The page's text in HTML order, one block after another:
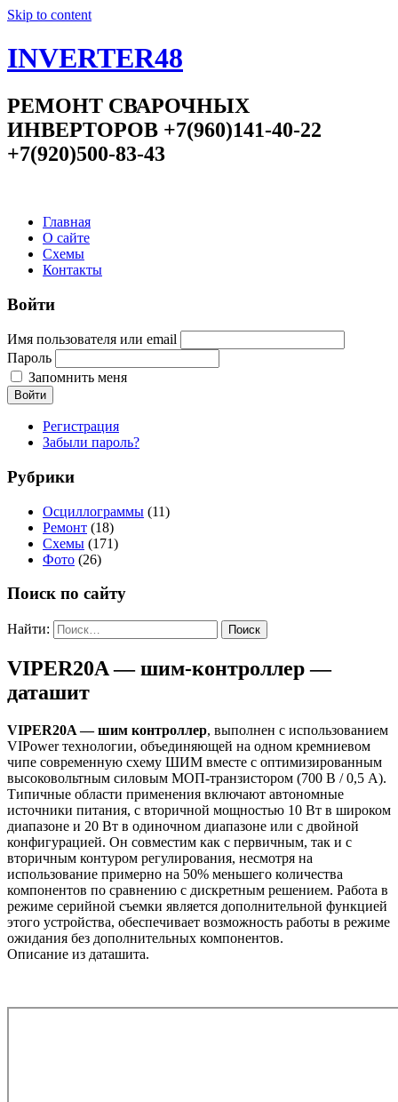
Skip to content
INVERTER48
РЕМОНТ СВАРОЧНЫХ
ИНВЕРТОРОВ +7(960)141-40-22
+7(920)500-83-43
Главная
О сайте
Схемы
Контакты
Войти
Имя пользователя или email
Пароль
Запомнить меня
Войти
Регистрация
Забыли пароль?
Рубрики
Осциллограммы (11)
Ремонт (18)
Схемы (171)
Фото (26)
Поиск по сайту
Найти:
VIPER20A — шим-контроллер —
даташит
VIPER20A — шим контроллер, выполнен с использованием
VIPower технологии, объединяющей на одном кремниевом
чипе современную схему ШИМ вместе с оптимизированным
высоковольтным силовым МОП-транзистором (700 В / 0,5 А).
Типичные области применения включают автономные
источники питания, с вторичной мощностью 10 Вт в широком
диапазоне и 20 Вт в одиночном диапазоне или с двойной
конфигурацией. Он совместим как с первичным, так и с
вторичным контуром регулирования, несмотря на
использование примерно на 50% меньшего количества
компонентов по сравнению с дискретным решением. Работа в
режиме серийной съемки является дополнительной функцией
этого устройства, обеспечивает возможность работы в режиме
ожидания без дополнительных компонентов.
Описание из даташита.